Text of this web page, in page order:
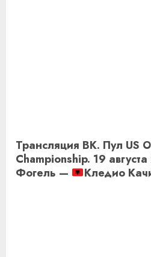
Трансляция ВК. Пул US
Championship. 19
Фогель —
Кледио